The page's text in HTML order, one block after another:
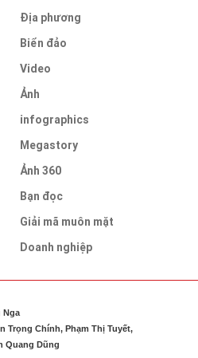
Địa phương
Biển đảo
Video
Ảnh
infographics
Megastory
Ảnh 360
Bạn đọc
Giải mã muôn mặt
Doanh nghiệp
Nga
Trọng Chính, Phạm Thị Tuyết,
Quang Dũng